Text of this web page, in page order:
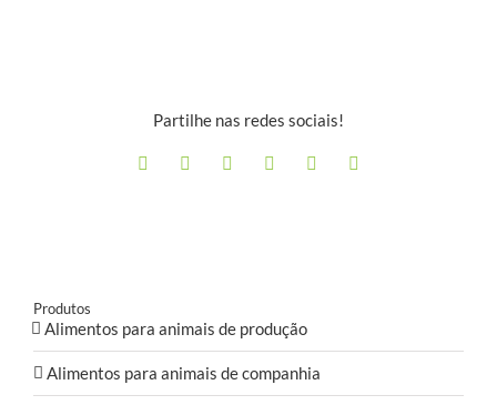
Partilhe nas redes sociais!
Produtos
Alimentos para animais de produção
Alimentos para animais de companhia